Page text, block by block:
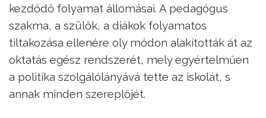
kezdődő folyamat állomásai. A pedagógus
szakma, a szülők, a diákok folyamatos
tiltakozása ellenére oly módon alakították át az
oktatás egész rendszerét, mely egyértelműen
a politika szolgálólányává tette az iskolát, s
annak minden szereplőjét.